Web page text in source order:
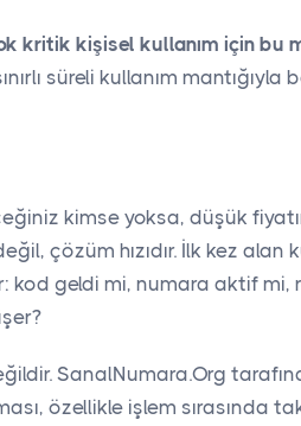
kritik kişisel kullanım için bu
süreli kullanım mantığıyla
kimse yoksa, düşük
çözüm hızıdır. İlk kez alan
kod geldi mi, numara aktif mi,
SanalNumara.Org
özellikle işlem sırasında